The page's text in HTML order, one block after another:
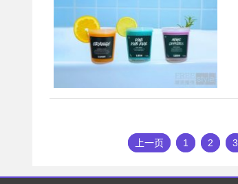
上一页 1 2 3